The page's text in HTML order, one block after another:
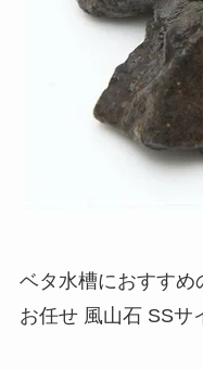
ベタ水槽におすすめ
お任せ 風山石 SSサ